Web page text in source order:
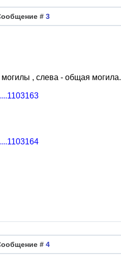
# 3
, слева - общая могила.
# 4